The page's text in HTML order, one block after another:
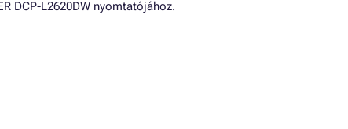
DCP-L2620DW nyomtatójához.